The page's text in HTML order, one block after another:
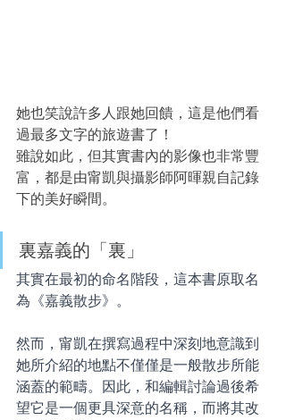
她也笑說許多人跟她回饋，這是他們看
過最多文字的旅遊書了！
雖說如此，但其實書內的影像也非常豐
富，都是由甯凱與攝影師阿暉親自記錄
下的美好瞬間。
裏嘉義的「裏」
其實在最初的命名階段，這本書原取名
為《嘉義散步》。
然而，甯凱在撰寫過程中深刻地意識到
她所介紹的地點不僅僅是一般散步所能
涵蓋的範疇。因此，和編輯討論過後希
望它是一個更具深意的名稱，而將其改